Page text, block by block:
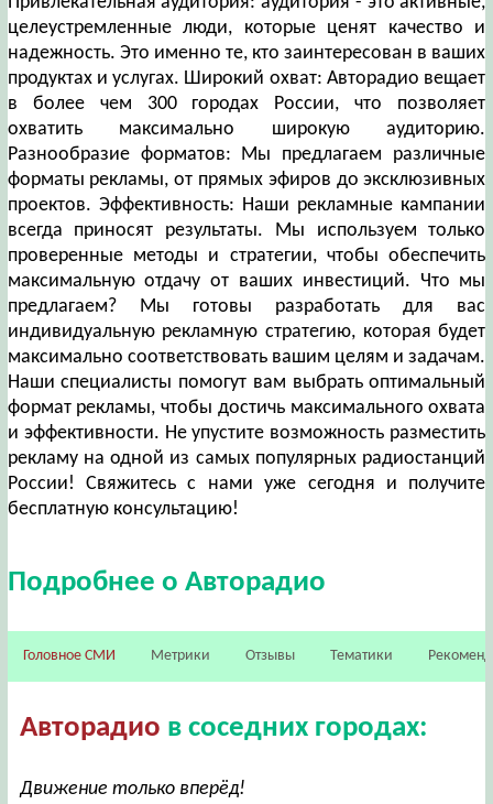
целеустремленные люди, которые ценят качество и
надежность. Это именно те, кто заинтересован в ваших
продуктах и услугах. Широкий охват: Авторадио вещает
в более чем 300 городах России, что позволяет
охватить максимально широкую аудиторию.
Разнообразие форматов: Мы предлагаем различные
форматы рекламы, от прямых эфиров до эксклюзивных
проектов. Эффективность: Наши рекламные кампании
всегда приносят результаты. Мы используем только
проверенные методы и стратегии, чтобы обеспечить
максимальную отдачу от ваших инвестиций. Что мы
предлагаем? Мы готовы разработать для вас
индивидуальную рекламную стратегию, которая будет
максимально соответствовать вашим целям и задачам.
Наши специалисты помогут вам выбрать оптимальный
формат рекламы, чтобы достичь максимального охвата
и эффективности. Не упустите возможность разместить
рекламу на одной из самых популярных радиостанций
России! Свяжитесь с нами уже сегодня и получите
бесплатную консультацию!
Подробнее о Авторадио
Головное СМИ Метрики Отзывы Тематики
Авторадио в соседних городах:
Движение только вперёд!